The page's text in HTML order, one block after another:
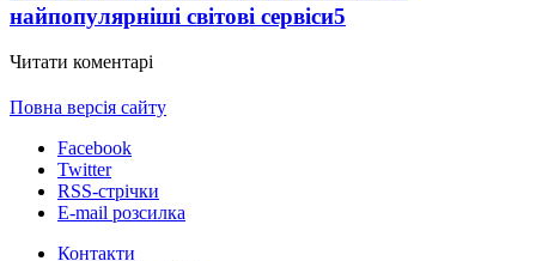
найпопулярніші світові сервіси5
Читати коментарі
Повна версія сайту
Facebook
Twitter
RSS-стрічки
E-mail розсилка
Контакти